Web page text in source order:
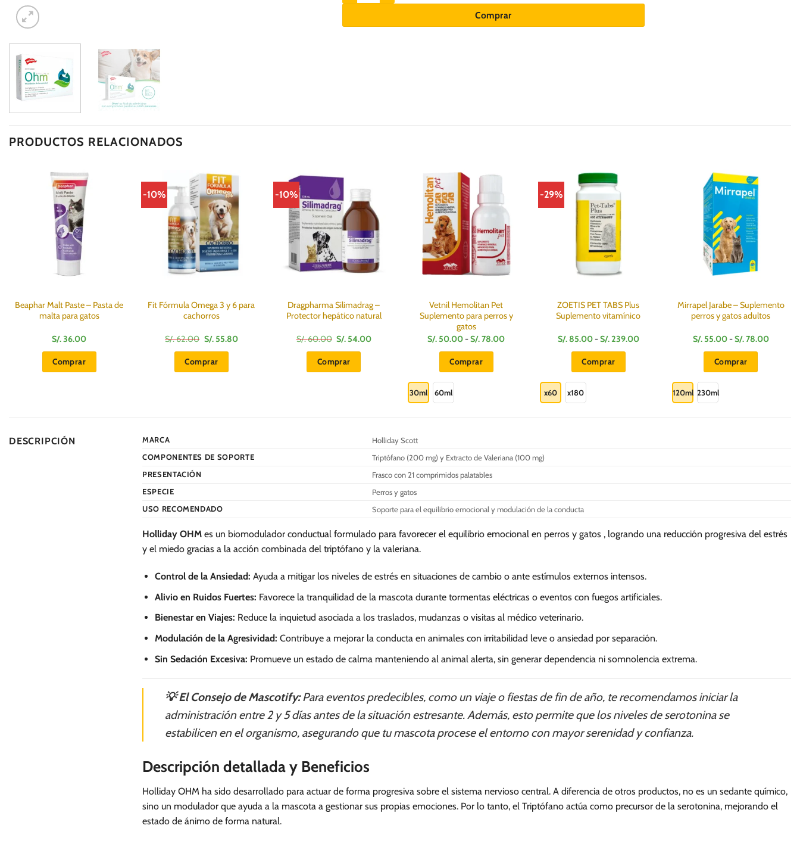
Comprar
PRODUCTOS RELACIONADOS
Beaphar Malt Paste – Pasta de
malta para gatos
S/.36.00
Comprar
-10%
Fit Fórmula Omega 3 y 6 para
cachorros
S/.62.00 El
precio
original
era:
S/.
S/. 55.80El
Comprar
-10%
Dragpharma Silimadrag –
Protector hepático natural
S/.60.00 El
precio
original
era:
S/.
S/. 54.00El
Comprar
Vetnil Hemolitan Pet
Suplemento para perros y
gatos
S/. 50.00-S/.78.00Rango
Comprar
opciones
se
en
la
30ml 60ml
-29%
ZOETIS PET TABS Plus
Suplemento vitamínico
S/.85.00-S/.239.00Rango
Comprar
página
x60 x180
Mirrapel Jarabe – Suplemento
perros y gatos adultos
S/. 55.00-S/.78.00Rango
Comprar
la
120ml 230ml
DESCRIPCIÓN MARCA
Holliday Scott
COMPONENTES DE SOPORTE
Triptófano (200 mg) y Extracto de Valeriana (100 mg)
PRESENTACIÓN
Frasco con 21 comprimidos palatables
ESPECIE
Perros y gatos
USO RECOMENDADO
Soporte para el equilibrio emocional y modulación de la conducta
Holliday OHM es un biomodulador conductual formulado para favorecer el equilibrio emocional en perros y gatos , logrando una reducción progresiva del estrés
y el miedo gracias a la acción combinada del triptófano y la valeriana.
Control de la Ansiedad: Ayuda a mitigar los niveles de estrés en situaciones de cambio o ante estímulos externos intensos.
Alivio en Ruidos Fuertes: Favorece la tranquilidad de la mascota durante tormentas eléctricas o eventos con fuegos artificiales.
Bienestar en Viajes: Reduce la inquietud asociada a los traslados, mudanzas o visitas al médico veterinario.
Modulación de la Agresividad: Contribuye a mejorar la conducta en animales con irritabilidad leve o ansiedad por separación.
Sin Sedación Excesiva: Promueve un estado de calma manteniendo al animal alerta, sin generar dependencia ni somnolencia extrema.
💡 El Consejo de Mascotify:Para eventos predecibles, como un viaje o fiestas de fin de año, te recomendamos iniciar la
administración entre 2 y 5 días antes de la situación estresante. Además, esto permite que los niveles de serotonina se
estabilicen en el organismo, asegurando que tu mascota procese el entorno con mayor serenidad y confianza.
Descripción detallada y Beneficios
Holliday OHM ha sido desarrollado para actuar de forma progresiva sobre el sistema nervioso central. A diferencia de otros productos, no es un sedante químico,
sino un modulador que ayuda a la mascota a gestionar sus propias emociones. Por lo tanto, el Triptófano actúa como precursor de la serotonina, mejorando el
estado de ánimo de forma natural.